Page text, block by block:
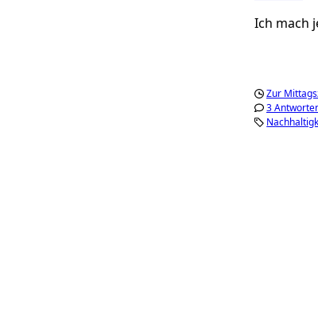
Ich mach
Zur
3